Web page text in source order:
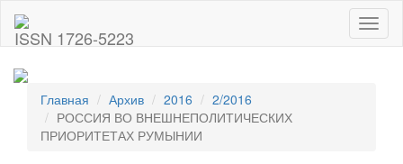
ISSN 1726-5223
Главная Архив 2016
2/2016
РОССИЯ ВО ВНЕШНЕПОЛИТИЧЕСКИХ
ПРИОРИТЕТАХ РУМЫНИИ